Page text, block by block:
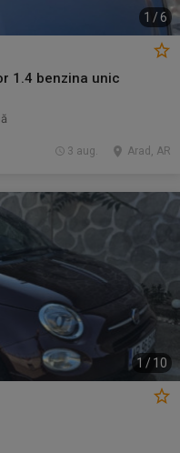
1 /6
1.4 benzina unic
Arad, AR
3 aug.
1 / 10